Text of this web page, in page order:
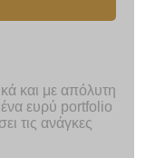
και με απόλυτη
ένα ευρύ portfolio
τις ανάγκες